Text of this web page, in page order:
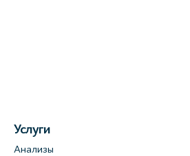
Услуги
Анализы